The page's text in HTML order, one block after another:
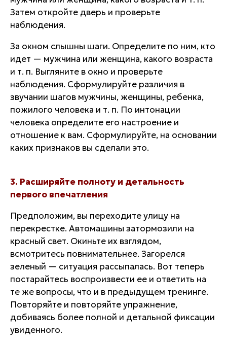
Затем откройте дверь и проверьте
наблюдения.
За окном слышны шаги. Определите по ним, кто
идет — мужчина или женщина, какого возраста
и т. п. Выгляните в окно и проверьте
наблюдения. Сформулируйте различия в
звучании шагов мужчины, женщины, ребенка,
пожилого человека и т. п. По интонации
человека определите его настроение и
отношение к вам. Сформулируйте, на основании
каких признаков вы сделали это.
3. Расширяйте полноту и детальность
первого впечатления
Предположим, вы переходите улицу на
перекрестке. Автомашины затормозили на
красный свет. Окиньте их взглядом,
всмотритесь повнимательнее. Загорелся
зеленый — ситуация рассыпалась. Вот теперь
постарайтесь воспроизвести ее и ответить на
те же вопросы, что и в предыдущем тренинге.
Повторяйте и повторяйте упражнение,
добиваясь более полной и детальной фиксации
увиденного.